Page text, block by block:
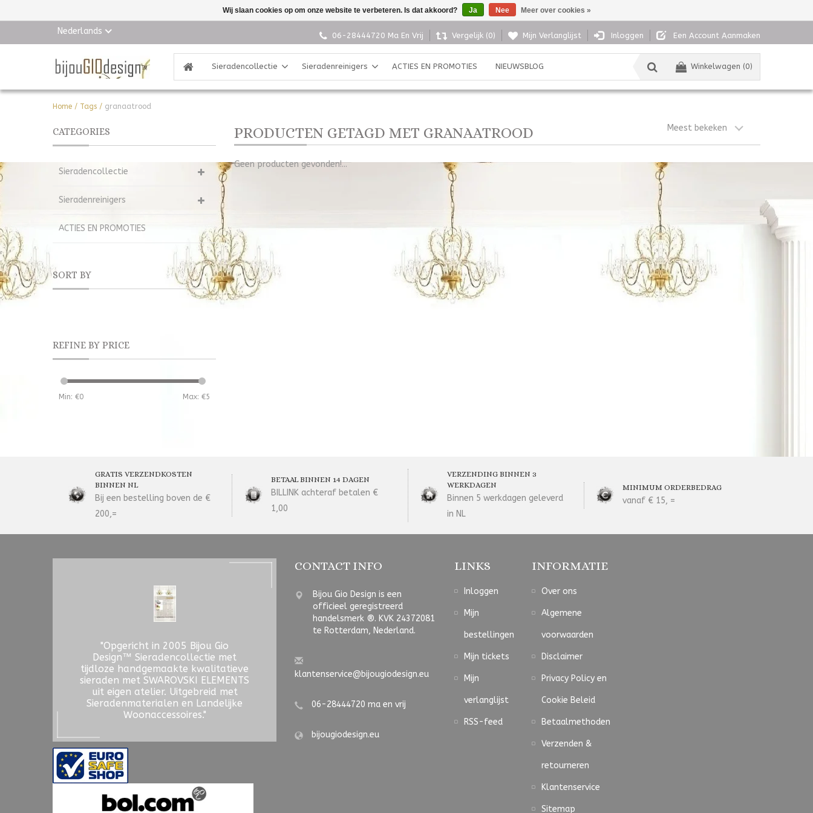
Nederlands 06-28444720 Ma En Vrij Vergelijk (0) Mijn Verlanglijst Inloggen Een Account Aanmaken
Winkelwagen (0)
Sieradencollectie Sieradenreinigers ACTIES EN PROMOTIES NIEUWSBLOG
Home / Tags / granaatrood
CATEGORIES
Sieradencollectie
Sieradenreinigers
ACTIES EN PROMOTIES
SORT BY
REFINE BY PRICE
Min: €0 Max: €5
PRODUCTEN GETAGD MET GRANAATROOD Meest bekeken
Geen producten gevonden!...
GRATIS VERZENDKOSTEN
BINNEN NL
Bij een bestelling boven de €
200,=
BETAAL BINNEN 14 DAGEN
BILLINK achteraf betalen €
1,00
VERZENDING BINNEN 3
WERKDAGEN
Binnen 5 werkdagen geleverd
in NL
MINIMUM ORDERBEDRAG
vanaf € 15, =
"Opgericht in 2005 Bijou Gio
Design™ Sieradencollectie met
tijdloze handgemaakte kwalitatieve
sieraden met SWAROVSKI ELEMENTS
uit eigen atelier. Uitgebreid met
Sieradenmaterialen en Landelijke
Woonaccessoires."
CONTACT INFO
Bijou Gio Design is een
officieel geregistreerd
handelsmerk ®. KVK 24372081
te Rotterdam, Nederland.
klantenservice@bijougiodesign.eu
06-28444720 ma en vrij
bijougiodesign.eu
LINKS
Inloggen
Mijn
bestellingen
Mijn tickets
Mijn
verlanglijst
RSS-feed
INFORMATIE
Over ons
Algemene
voorwaarden
Disclaimer
Privacy Policy en
Cookie Beleid
Betaalmethoden
Verzenden &
retourneren
Klantenservice
Sitemap
Wij slaan cookies op om onze website te verbeteren. Is dat akkoord? Ja Nee Meer over cookies »